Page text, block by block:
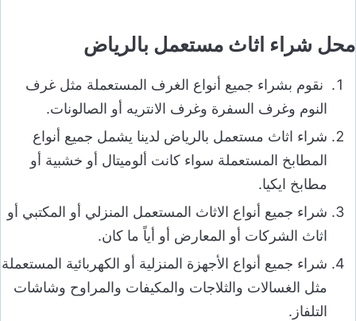
محل شراء اثاث مستعمل بالرياض
نقوم بشراء جميع أنواع الغرف المستعملة مثل غرف
النوم وغرف السفرة وغرف الانتريه أو الصالونات.
شراء اثاث مستعمل بالرياض لدينا يشمل جميع أنواع
المطابخ المستعملة سواء كانت ألوميتال أو خشبية أو
مطابخ ايكيا.
شراء جميع أنواع الاثاث المستعمل المنزلي أو المكتبي أو
اثاث الشركات أو المعارض أو أياً ما كان.
شراء جميع أنواع الأجهزة المنزلية أو الكهربائية المستعملة
مثل الغسالات والثلاجات والمكيفات والمراوح وشاشات
التلفاز.